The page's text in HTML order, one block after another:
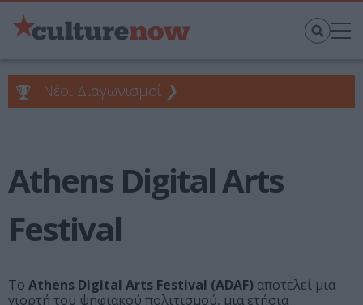
Νέοι Διαγωνισμοί ❯
Athens Digital Arts
Festival
Το Athens Digital Arts Festival (ADAF) αποτελεί μια
γιορτή του ψηφιακού πολιτισμού, μια ετήσια